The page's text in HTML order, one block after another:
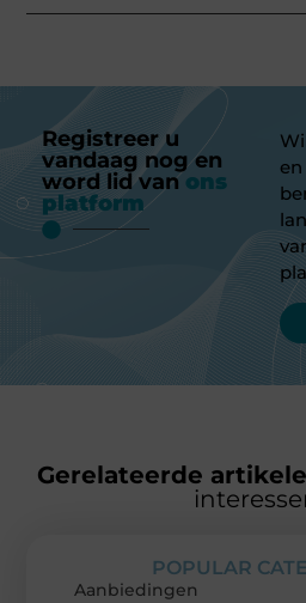
Registreer u
vandaag nog en
word lid van ons
platform
Gerelateerde
POPULAR
Aanbiedingen